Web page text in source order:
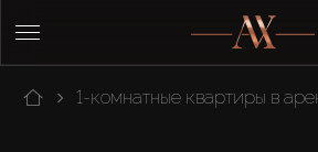
1-комнатные квартиры в